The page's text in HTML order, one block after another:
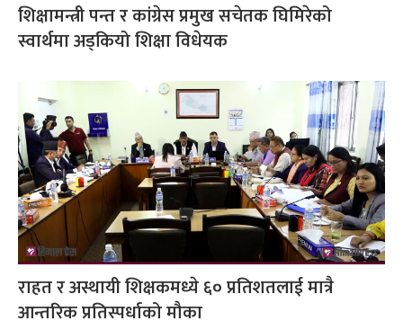
शिक्षामन्त्री पन्त र कांग्रेस प्रमुख सचेतक घिमिरेको
स्वार्थमा अड्कियो शिक्षा विधेयक
राहत र अस्थायी शिक्षकमध्ये ६० प्रतिशतलाई मात्रै
आन्तरिक प्रतिस्पर्धाको मौका